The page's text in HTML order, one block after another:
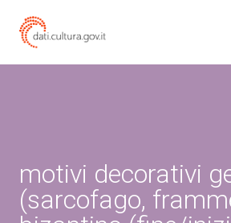
motivi decorativi
(sarcofago,